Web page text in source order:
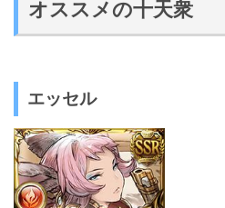
オススメの十天衆
エッセル